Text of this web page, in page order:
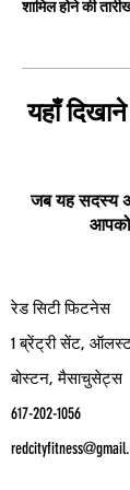
शामिल होने की
यहाँ
जब यह सदस्य
आपको
रेड सिटी फिटनेस
1 ब्रेंट्री सेंट,
बोस्टन, मैसाचुसेट्स
617-202-1056